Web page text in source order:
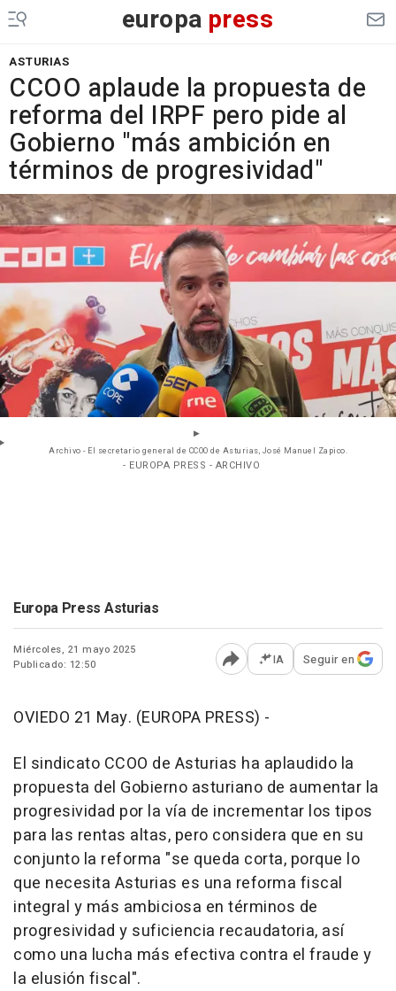
europa press
ASTURIAS
CCOO aplaude la propuesta de
reforma del IRPF pero pide al
Gobierno "más ambición en
términos de progresividad"
Archivo - El secretario general de CCOO de Asturias, José Manuel Zapico.
- EUROPA PRESS - ARCHIVO
Europa Press Asturias
Miércoles, 21 mayo 2025
Publicado: 12:50
Abrir opciones para
IA Seguir en
OVIEDO 21 May. (EUROPA PRESS) -
El sindicato CCOO de Asturias ha aplaudido la
propuesta del Gobierno asturiano de aumentar la
progresividad por la vía de incrementar los tipos
para las rentas altas, pero considera que en su
conjunto la reforma "se queda corta, porque lo
que necesita Asturias es una reforma fiscal
integral y más ambiciosa en términos de
progresividad y suficiencia recaudatoria, así
como una lucha más efectiva contra el fraude y
la elusión fiscal".